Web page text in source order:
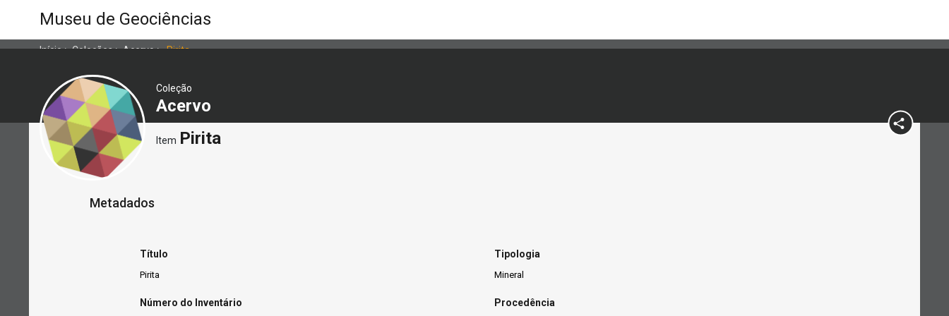
Museu de Geociências
Início>Coleções>Acervo>Pirita
Coleção
Acervo
Item Pirita
Metadados
Título
Pirita
Número do Inventário
Tipologia
Mineral
Procedência